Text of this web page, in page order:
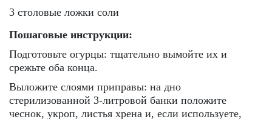
3 столовые ложки соли
Пошаговые инструкции:
Подготовьте огурцы: тщательно вымойте их и
срежьте оба конца.
Выложите слоями приправы: на дно
стерилизованной 3-литровой банки положите
чеснок, укроп, листья хрена и, если используете,